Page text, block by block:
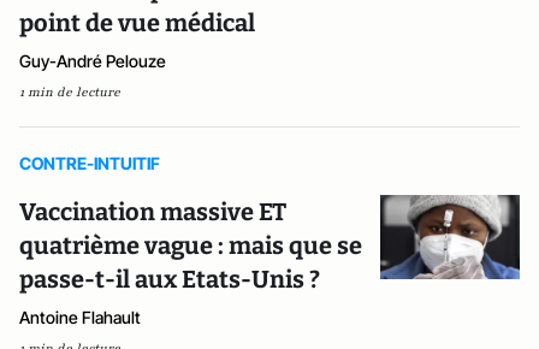
point de vue médical
Guy-André Pelouze
1 min de lecture
CONTRE-INTUITIF
Vaccination massive ET
quatrième vague : mais que se
passe-t-il aux Etats-Unis ?
Antoine Flahault